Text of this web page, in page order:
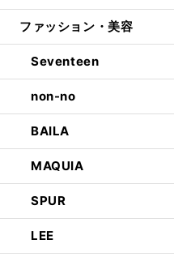
ファッション・美容
Seventeen
non-no
BAILA
MAQUIA
SPUR
LEE